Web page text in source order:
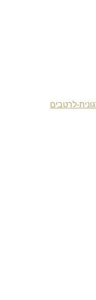
לרטבים